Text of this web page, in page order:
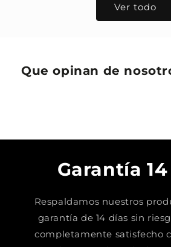
Ver todo
Que opinan de
Garantía
Respaldamos nuestros
garantía de 14 días sin
completamente satisfecho